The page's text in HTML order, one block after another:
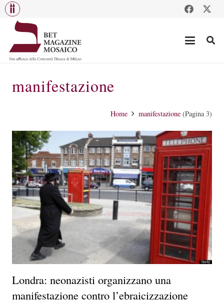
manifestazione
Home manifestazione (Pagina 3)
Londra: neonazisti organizzano una
manifestazione contro l’ebraicizzazione